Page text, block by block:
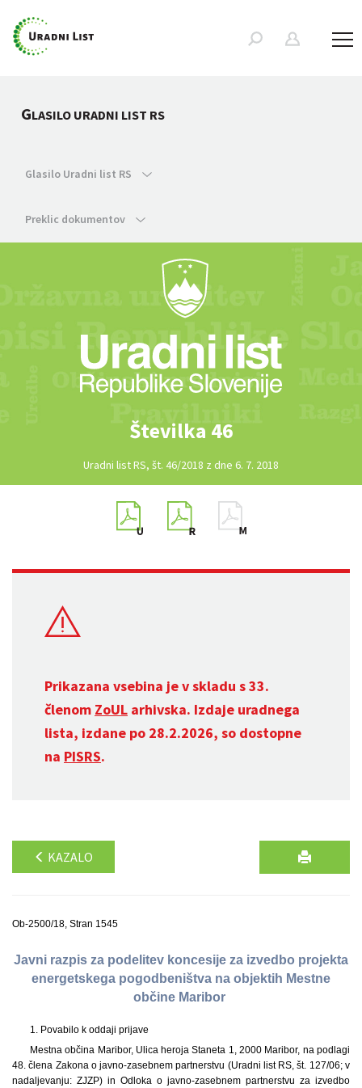
GLASILO URADNI LIST RS
Glasilo Uradni list RS
Preklic dokumentov
Številka 46
Uradni list RS, št. 46/2018 z dne 6. 7. 2018
Prikazana vsebina je v skladu s 33.
členom ZoUL arhivska. Izdaje uradnega
lista, izdane po 28.2.2026, so dostopne
na PISRS.
KAZALO
Ob-2500/18, Stran 1545
Javni razpis za podelitev koncesije za izvedbo projekta
energetskega pogodbeništva na objektih Mestne
občine Maribor
1. Povabilo k oddaji prijave
Mestna občina Maribor, Ulica heroja Staneta 1, 2000 Maribor, na podlagi
48. člena Zakona o javno-zasebnem partnerstvu (Uradni list RS, št. 127/06; v
nadaljevanju: ZJZP) in Odloka o javno-zasebnem partnerstvu za izvedbo